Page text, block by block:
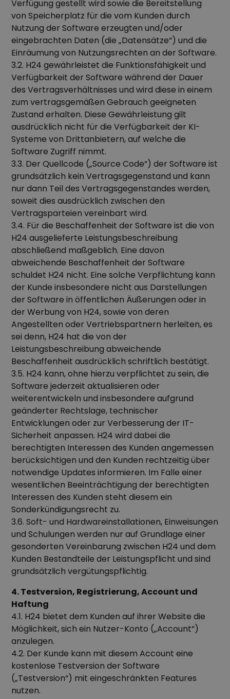
Verfügung gestellt wird sowie die Bereitstellung
von Speicherplatz für die vom Kunden durch
Nutzung der Software erzeugten und/oder
eingebrachten Daten (die „Datensätze“) und die
Einräumung von Nutzungsrechten an der Software.
3.2. H24 gewährleistet die Funktionsfähigkeit und
Verfügbarkeit der Software während der Dauer
des Vertragsverhältnisses und wird diese in einem
zum vertragsgemäßen Gebrauch geeigneten
Zustand erhalten. Diese Gewährleistung gilt
ausdrücklich nicht für die Verfügbarkeit der KI-
Systeme von Drittanbietern, auf welche die
Software Zugriff nimmt.
3.3. Der Quellcode („Source Code“) der Software ist
grundsätzlich kein Vertragsgegenstand und kann
nur dann Teil des Vertragsgegenstandes werden,
soweit dies ausdrücklich zwischen den
Vertragsparteien vereinbart wird.
3.4. Für die Beschaffenheit der Software ist die von
H24 ausgelieferte Leistungsbeschreibung
abschließend maßgeblich. Eine davon
abweichende Beschaffenheit der Software
schuldet H24 nicht. Eine solche Verpflichtung kann
der Kunde insbesondere nicht aus Darstellungen
der Software in öffentlichen Äußerungen oder in
der Werbung von H24, sowie von deren
Angestellten oder Vertriebspartnern herleiten, es
sei denn, H24 hat die von der
Leistungsbeschreibung abweichende
Beschaffenheit ausdrücklich schriftlich bestätigt.
3.5. H24 kann, ohne hierzu verpflichtet zu sein, die
Software jederzeit aktualisieren oder
weiterentwickeln und insbesondere aufgrund
geänderter Rechtslage, technischer
Entwicklungen oder zur Verbesserung der IT-
Sicherheit anpassen. H24 wird dabei die
berechtigten Interessen des Kunden angemessen
berücksichtigen und den Kunden rechtzeitig über
notwendige Updates informieren. Im Falle einer
wesentlichen Beeinträchtigung der berechtigten
Interessen des Kunden steht diesem ein
Sonderkündigungsrecht zu.
3.6. Soft- und Hardwareinstallationen, Einweisungen
und Schulungen werden nur auf Grundlage einer
gesonderten Vereinbarung zwischen H24 und dem
Kunden Bestandteile der Leistungspflicht und sind
grundsätzlich vergütungspflichtig.
4. Testversion, Registrierung, Account und
Haftung
4.1. H24 bietet dem Kunden auf ihrer Website die
Möglichkeit, sich ein Nutzer-Konto („Account“)
anzulegen.
4.2. Der Kunde kann mit diesem Account eine
kostenlose Testversion der Software
(„Testversion“) mit eingeschränkten Features
nutzen.